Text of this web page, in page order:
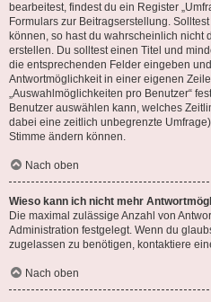
bearbeitest, findest du ein Register
Formulars zur Beitragserstellung.
können, so hast du wahrscheinlich nicht
erstellen. Du solltest einen Titel und
die entsprechenden Felder eingeben
Antwortmöglichkeit in einer eigenen
„Auswahlmöglichkeiten pro Benutzer“
Benutzer auswählen kann, welches
dabei eine zeitlich unbegrenzte
Stimme ändern können.
Nach oben
Wieso kann ich nicht mehr
Die maximal zulässige Anzahl von
Administration festgelegt. Wenn du
zugelassen zu benötigen, kontaktiere
Nach oben